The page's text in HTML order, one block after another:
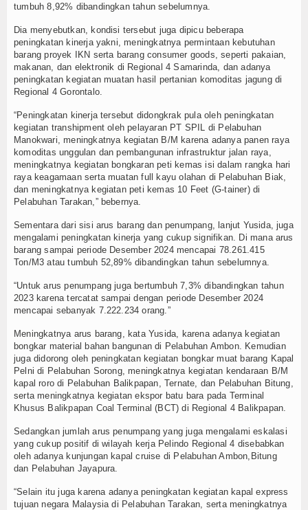
tumbuh 8,92% dibandingkan tahun sebelumnya.
Dia menyebutkan, kondisi tersebut juga dipicu beberapa
peningkatan kinerja yakni, meningkatnya permintaan kebutuhan
barang proyek IKN serta barang consumer goods, seperti pakaian,
makanan, dan elektronik di Regional 4 Samarinda, dan adanya
peningkatan kegiatan muatan hasil pertanian komoditas jagung di
Regional 4 Gorontalo.
“Peningkatan kinerja tersebut didongkrak pula oleh peningkatan
kegiatan transhipment oleh pelayaran PT SPIL di Pelabuhan
Manokwari, meningkatnya kegiatan B/M karena adanya panen raya
komoditas unggulan dan pembangunan infrastruktur jalan raya,
meningkatnya kegiatan bongkaran peti kemas isi dalam rangka hari
raya keagamaan serta muatan full kayu olahan di Pelabuhan Biak,
dan meningkatnya kegiatan peti kemas 10 Feet (G-tainer) di
Pelabuhan Tarakan,” bebernya.
Sementara dari sisi arus barang dan penumpang, lanjut Yusida, juga
mengalami peningkatan kinerja yang cukup signifikan. Di mana arus
barang sampai periode Desember 2024 mencapai 78.261.415
Ton/M3 atau tumbuh 52,89% dibandingkan tahun sebelumnya.
“Untuk arus penumpang juga bertumbuh 7,3% dibandingkan tahun
2023 karena tercatat sampai dengan periode Desember 2024
mencapai sebanyak 7.222.234 orang.”
Meningkatnya arus barang, kata Yusida, karena adanya kegiatan
bongkar material bahan bangunan di Pelabuhan Ambon. Kemudian
juga didorong oleh peningkatan kegiatan bongkar muat barang Kapal
Pelni di Pelabuhan Sorong, meningkatnya kegiatan kendaraan B/M
kapal roro di Pelabuhan Balikpapan, Ternate, dan Pelabuhan Bitung,
serta meningkatnya kegiatan ekspor batu bara pada Terminal
Khusus Balikpapan Coal Terminal (BCT) di Regional 4 Balikpapan.
Sedangkan jumlah arus penumpang yang juga mengalami eskalasi
yang cukup positif di wilayah kerja Pelindo Regional 4 disebabkan
oleh adanya kunjungan kapal cruise di Pelabuhan Ambon,Bitung
dan Pelabuhan Jayapura.
“Selain itu juga karena adanya peningkatan kegiatan kapal express
tujuan negara Malaysia di Pelabuhan Tarakan, serta meningkatnya